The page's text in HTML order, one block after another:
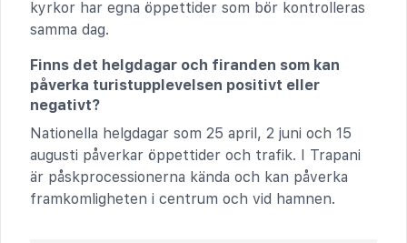
kyrkor har egna öppettider som bör kontrolleras
samma dag.
Finns det helgdagar och firanden som kan
påverka turistupplevelsen positivt eller
negativt?
Nationella helgdagar som 25 april, 2 juni och 15
augusti påverkar öppettider och trafik. I Trapani
är påskprocessionerna kända och kan påverka
framkomligheten i centrum och vid hamnen.